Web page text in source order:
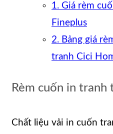
1. Giá rèm
Fineplus
2. Bảng giá
tranh Cici
Rèm cuốn in tranh
Chất liệu vải in cuốn